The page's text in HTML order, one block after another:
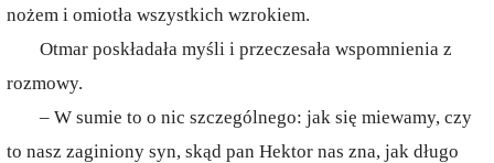
nożem i omiotła wszystkich wzrokiem.
Otmar poskładała myśli i przeczesała wspomnienia z
rozmowy.
– W sumie to o nic szczególnego: jak się miewamy, czy
to nasz zaginiony syn, skąd pan Hektor nas zna, jak długo